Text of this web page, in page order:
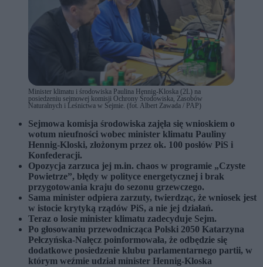
Minister klimatu i środowiska Paulina Hennig-Kloska (2L) na
posiedzeniu sejmowej komisji Ochrony Środowiska, Zasobów
Naturalnych i Leśnictwa w Sejmie. (fot. Albert Zawada / PAP)
Sejmowa komisja środowiska zajęła się wnioskiem o
wotum nieufności wobec minister klimatu Pauliny
Hennig-Kloski, złożonym przez ok. 100 posłów PiS i
Konfederacji.
Opozycja zarzuca jej m.in. chaos w programie „Czyste
Powietrze”, błędy w polityce energetycznej i brak
przygotowania kraju do sezonu grzewczego.
Sama minister odpiera zarzuty, twierdząc, że wniosek jest
w istocie krytyką rządów PiS, a nie jej działań.
Teraz o losie minister klimatu zadecyduje Sejm.
Po głosowaniu przewodnicząca Polski 2050 Katarzyna
Pełczyńska-Nałęcz poinformowała, że odbędzie się
dodatkowe posiedzenie klubu parlamentarnego partii, w
którym weźmie udział minister Hennig-Kloska